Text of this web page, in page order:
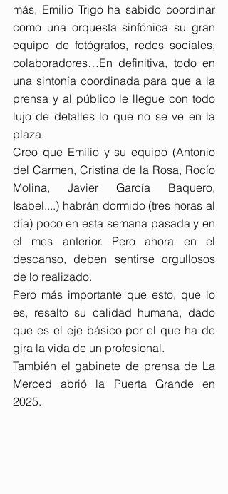
más, Emilio Trigo ha sabido coordinar
como una orquesta sinfónica su gran
equipo de fotógrafos, redes sociales,
colaboradores…En definitiva, todo en
una sintonía coordinada para que a la
prensa y al público le llegue con todo
lujo de detalles lo que no se ve en la
plaza.
Creo que Emilio y su equipo (Antonio
del Carmen, Cristina de la Rosa, Rocío
Molina, Javier García Baquero,
Isabel....) habrán dormido (tres horas al
día) poco en esta semana pasada y en
el mes anterior. Pero ahora en el
descanso, deben sentirse orgullosos
de lo realizado.
Pero más importante que esto, que lo
es, resalto su calidad humana, dado
que es el eje básico por el que ha de
gira la vida de un profesional.
También el gabinete de prensa de La
Merced abrió la Puerta Grande en
2025.